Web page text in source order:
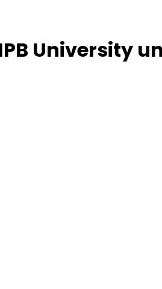
University